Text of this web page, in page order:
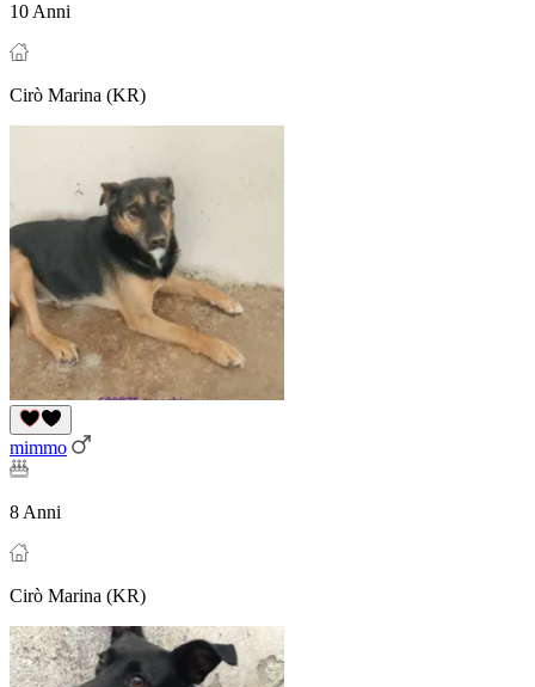
10 Anni
Cirò Marina (KR)
mimmo
8 Anni
Cirò Marina (KR)